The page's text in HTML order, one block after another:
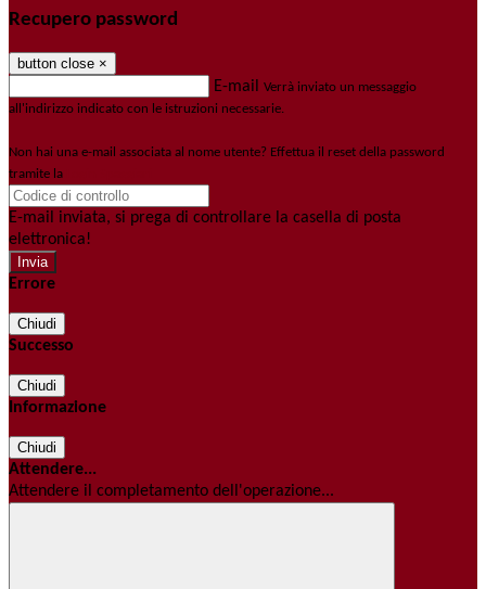
Recupero password
button close ×
E-mail Verrà inviato un messaggio
all'indirizzo indicato con le istruzioni necessarie.
Non hai una e-mail associata al nome utente? Effettua il reset della password
tramite la
E-mail inviata, si prega di controllare la casella di posta
elettronica!
Errore
Chiudi
Successo
Chiudi
Informazione
Chiudi
Attendere...
Attendere il completamento dell'operazione...